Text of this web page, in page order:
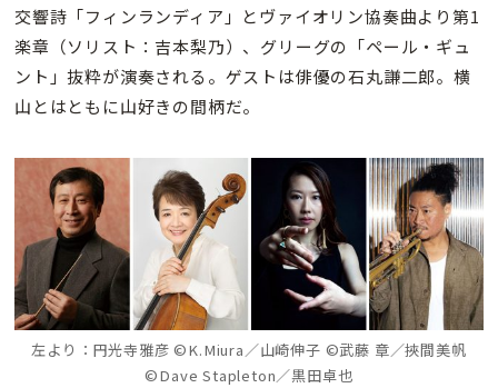
交響詩「フィンランディア」とヴァイオリン協奏曲より第1
楽章（ソリスト：吉本梨乃）、グリーグの「ペール・ギュ
ント」抜粋が演奏される。ゲストは俳優の石丸謙二郎。横
山とはともに山好きの間柄だ。
左より：円光寺雅彦 ©K.Miura／山崎伸子 ©武藤 章／挾間美帆
©Dave Stapleton／黒田卓也